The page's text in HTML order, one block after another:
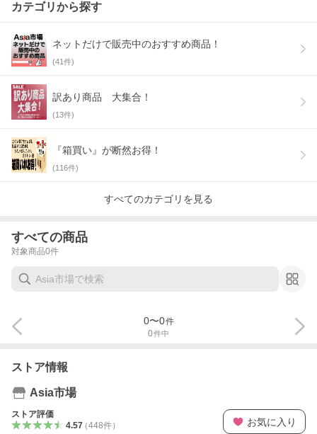
カテゴリから探す
ネットだけで販売中のおすすめ商品！
(41件)
訳あり商品 大集合！
(13件)
『箱買い』が断然お得！
(116件)
すべてのカテゴリを見る
すべての商品
対象商品0件
0件中
0〜0件
ストア情報
Asia市場
ストア評価
4.57（448件） お気に入り